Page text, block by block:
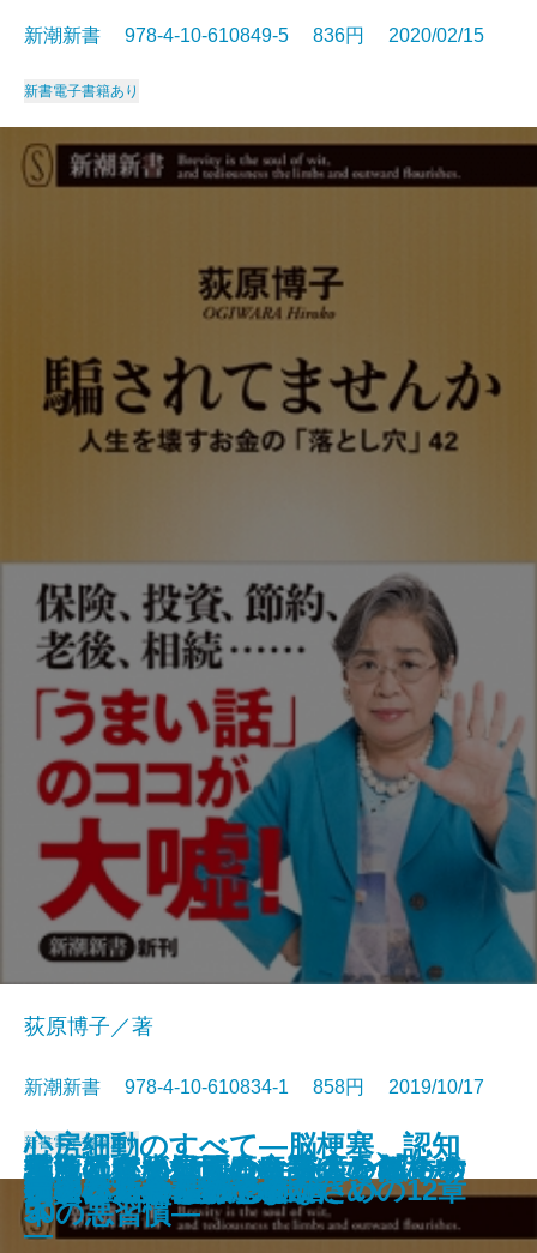
その病気、市販薬で治せます
どうしても頑張れない人たち―ケ
ーキの切れない非行少年たち2―
認知症の新しい常識
最新研究が示す 病気にならない
新常識
本当は危ない国産食品―「食」が
「病」を引き起こす―
スマホ脳
「池の水」抜くのは誰のため？―
暴走する生き物愛―
トラックドライバーにも言わせて
心臓によい運動、悪い運動
新潮新書 978-4-10-610849-5 836円 2020/02/15
新書電子書籍あり
騙されてませんか―人生を壊すお
金の「落とし穴」42―
荻原博子／著
新潮新書 978-4-10-610834-1 858円 2019/10/17
新書電子書籍あり
心房細動のすべて―脳梗塞、認知
症、心不全を招かないための12章
―
払ってはいけない―資産を減らす
50の悪習慣―
血圧と心臓が気になる人のための
本
料理は女の義務ですか
投資なんか、おやめなさい
コスパ飯
ヤセないのは脳のせい
損する結婚 儲かる離婚
鋼のメンタル
デジタル食品の恐怖